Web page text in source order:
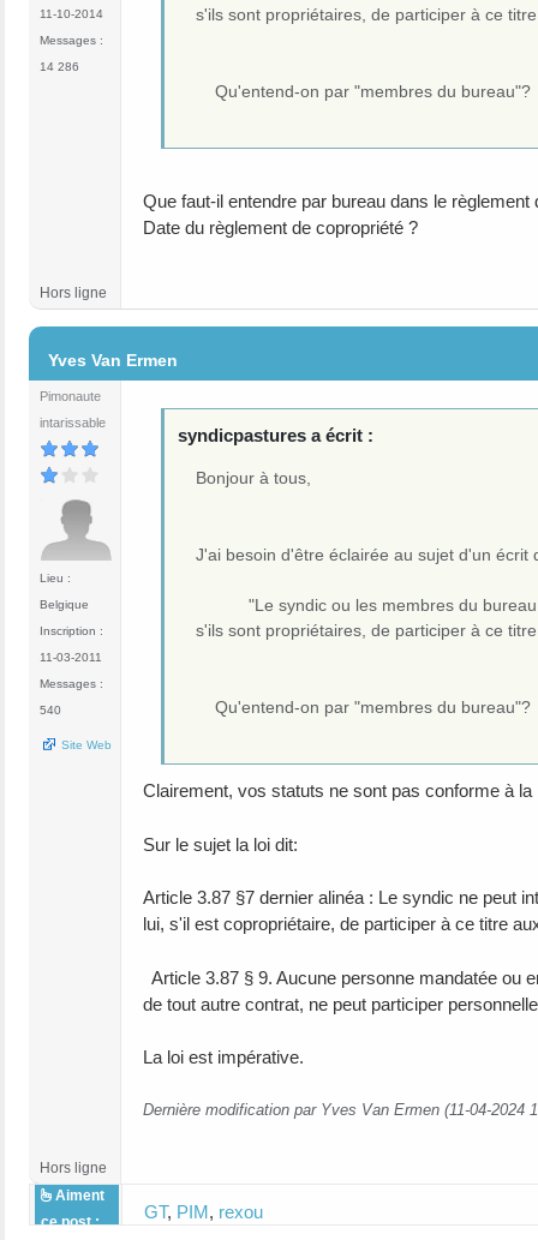
11-10-2014
Messages :
14 286
s'ils sont propriétaires, de
Qu'entend-on par "membres du bureau"?
Que faut-il entendre par bureau dans le règlement
Date du règlement de copropriété ?
Hors ligne
Yves Van Ermen
Pimonaute
intarissable
Lieu :
Belgique
Inscription :
11-03-2011
Messages :
540
Site Web
syndicpastures a écrit :
Bonjour à tous,
J'ai besoin d'être éclairée au sujet d'un
"Le syndic ou les membres du bureau
s'ils sont propriétaires, de
Qu'entend-on par "membres du bureau"?
Clairement, vos statuts ne sont pas conforme à
Sur le sujet la loi dit:
Article 3.87 §7 dernier alinéa : Le syndic ne peut
lui, s'il est copropriétaire, de participer à ce titre
Article 3.87 § 9. Aucune personne mandatée ou
de tout autre contrat, ne peut participer
La loi est impérative.
Dernière modification par Yves Van Ermen (11-04-2024
Hors ligne
Aiment
ce post :
GT, PIM, rexou